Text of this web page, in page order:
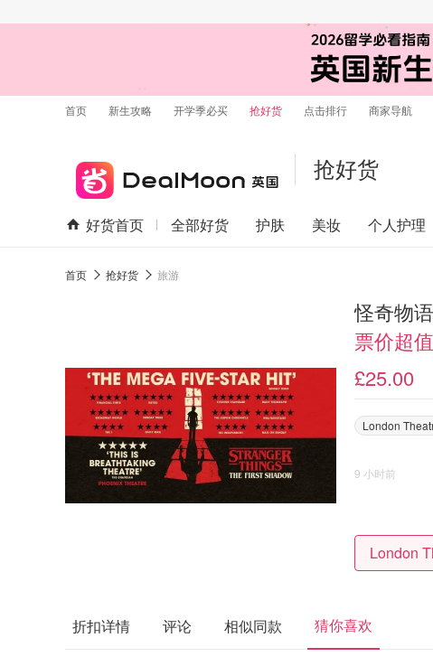
首页 新生攻略 开学季必买 抢好货 点击排行 商家导航
抢好货
好货首页 全部好货 护肤 美妆 个人护理
首页 抢好货 旅游
怪奇物语
票价超值
£25.00
London
9 小时前
折扣详情 评论 相似同款 猜你喜欢